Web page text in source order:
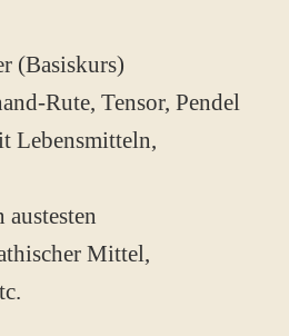
(Basiskurs)
Rute, Tensor, Pendel
Lebensmitteln,
Mittel,